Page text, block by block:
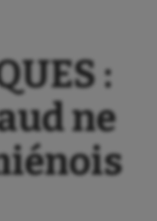
:
ne